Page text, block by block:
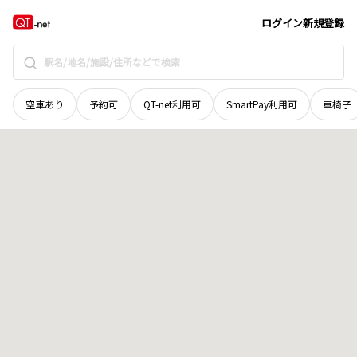
ログイン新規登録
空車あり 予約可 QT-net利用可 SmartPay利用可 車椅子
鳥取県